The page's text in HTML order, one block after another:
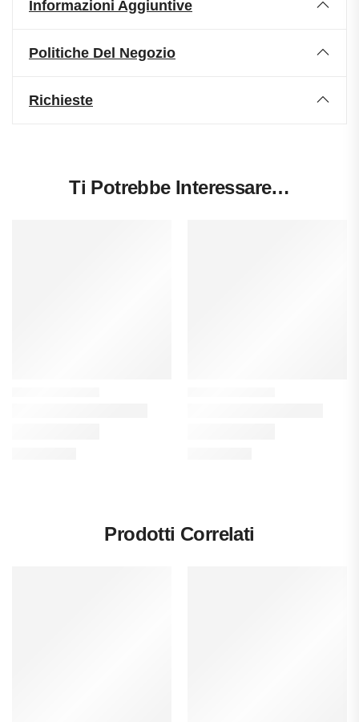
Informazioni Aggiuntive
Politiche Del Negozio
Richieste
Ti Potrebbe Interessare…
Prodotti Correlati